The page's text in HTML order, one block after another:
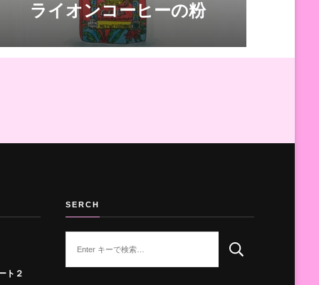
ライオンコーヒーの粉
ト２
SERCH